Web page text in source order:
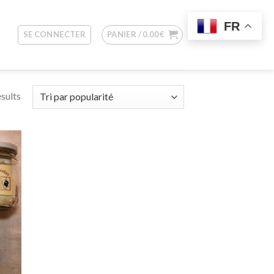
SE CONNECTER PANIER /0.00€
FR